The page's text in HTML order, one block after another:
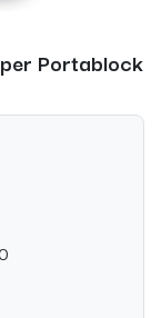
Portablock